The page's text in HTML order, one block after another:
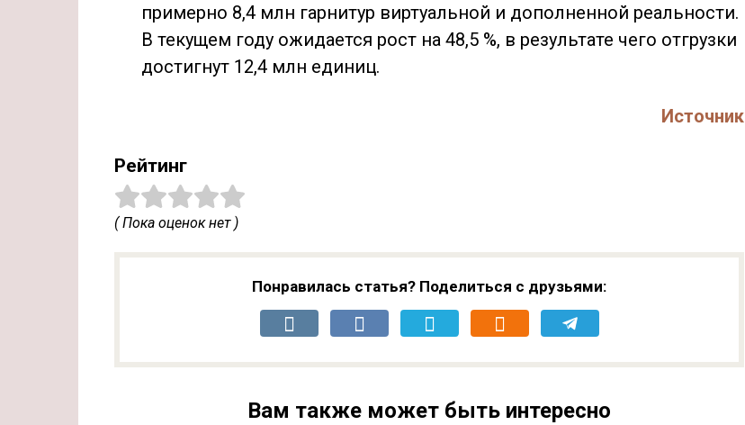
примерно 8,4 млн гарнитур виртуальной и дополненной реальности.
В текущем году ожидается рост на 48,5 %, в результате чего отгрузки
достигнут 12,4 млн единиц.
Источник
Рейтинг
( Пока оценок нет )
Понравилась статья? Поделиться с друзьями:
Вам также может быть интересно